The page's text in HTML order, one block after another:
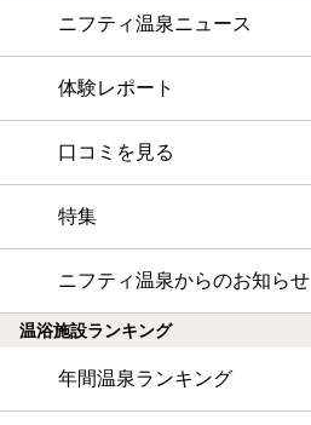
ニフティ温泉ニュース
体験レポート
口コミを見る
特集
ニフティ温泉からのお知らせ
温浴施設ランキング
年間温泉ランキング